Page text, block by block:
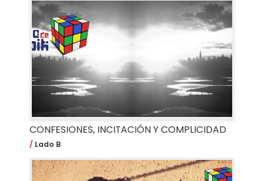
CONFESIONES, INCITACIÓN Y COMPLICIDAD
Lado B